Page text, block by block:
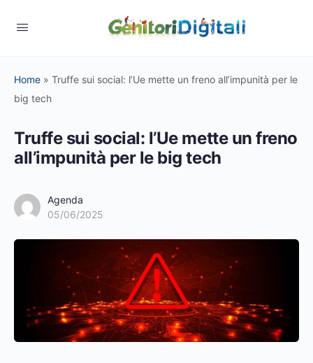
Home » Truffe sui social: l’Ue mette un freno all’impunità per le
big tech
Truffe sui social: l’Ue mette un freno
all’impunità per le big tech
Agenda
05/06/2025